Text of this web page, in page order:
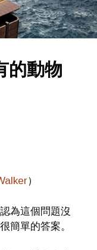
的動物
）
為這個問題沒
簡單的答案。